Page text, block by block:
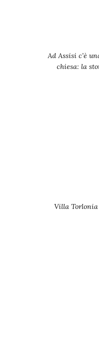
Ad Assisi c’è
chiesa: la
Villa Torlonia